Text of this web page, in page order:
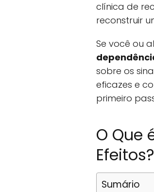
clínica de
reconstruir
Se você ou
sobre os
eficazes e
primeiro
O Que
Efeitos?
Sumário